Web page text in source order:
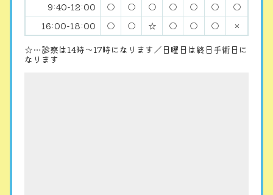
9:40-12:00
○ ○ ○ ○ ○ ○
○
16:00-18:00
○ ○ ☆ ○ ○ ○
×
☆…診察は14時〜17時になります／日曜日は終日手術日に
なります